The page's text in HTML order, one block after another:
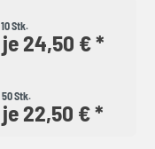
10 Stk.
je 24,50 € *
50 Stk.
je 22,50 € *